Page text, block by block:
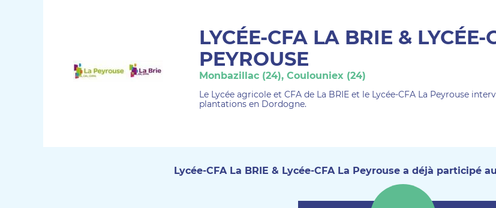
LYCÉE-CFA LA BRIE & LYCÉE-
PEYROUSE
Monbazillac (24), Coulouniex (24)
Le Lycée agricole et CFA de La BRIE et le Lycée-CFA La Peyrouse
plantations en Dordogne.
Lycée-CFA La BRIE & Lycée-CFA La Peyrouse a déjà participé